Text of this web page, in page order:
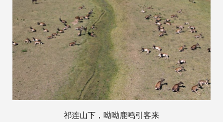
祁连山下，呦呦鹿鸣引客来